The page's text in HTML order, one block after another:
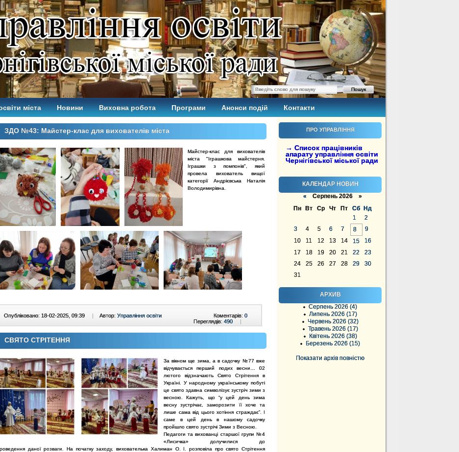
міста Новини Виховна робота Програми Анонси подій Контакти
ПРО УПРАВЛІННЯ
→ Список працівників
апарату управління освіти
Чернігівської міської ради
КАЛЕНДАР НОВИН
« Серпень 2026 »
Пн
Вт Ср Чт Пт Сб
Нд
1
2
3
4 5 6 7 8
9
10
11 12 13 14 15
16
17
18 19 20 21 22
23
24
25 26 27 28 29
30
31
АРХИВ
Серпень 2026 (4)
Липень 2026 (17)
Червень 2026 (32)
Травень 2026 (17)
Квітень 2026 (38)
Березень 2026 (15)
Показати архів повністю
ЗДО №43: Майстер-клас для вихователів міста
Майстер-клас для вихователів
міста "Іграшкова майстерня.
Іграшки з помпонів", який
провела вихователь вищої
категорії Андрієвська Наталія
Володимирівна.
Опубліковано: 18-02-2025, 09:39 | Автор: Управління освіти Коментарів: 0
Переглядів: 490 |
СВЯТО СТРІТЕННЯ
За вікном ще зима, а в садочку №77 вже
відчувається перший подих весни… 02
лютого відзначають Свято Стрітення в
Україні. У народному українському побуті
це свято здавна символізує зустріч зими з
весною. Кажуть, що “у цей день зима
весну зустрічає, заморозити її хоче та
лише сама від цього хотіння страждає”. І
саме в цей день в нашому садочку
пройшло свято зустрічі Зими з Весною.
Педагоги та вихованці старшої групи №4
«Лисичка» долучилися до
даної розваги. На початку заходу, вихователька Халиман О. І. розповіла про свято Стрітення